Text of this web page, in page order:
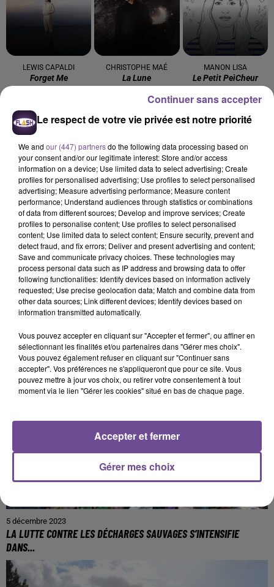
LEWIS CAPALDI
Forget Me
CHRISTOPHE MAÉ
La Lune
MANON LISA
Le Petit Peìcheur
Cet élément est masqué compte-tenu du refus du
dépôt de cookies que vous avez exprimé. Si vous
souhaitez l'afficher, merci de nous donner votre accord
en cliquant sur le bouton ci-dessous.
Afficher l'élément
PRÈS DE CHEZ VOUS
5 décembre 2023
LA LUTTE CONTRE LES DÉCHARGES SAUVAGES S’INTENSIFIE
DANS...
Le respect de votre vie privée est notre priorité
We and our (447) partnersdo the following data processing based on
your consent and/or our legitimate interest: Store and/or access
information on a device; Use limited data to select advertising; Create
profiles for personalised advertising; Use profiles to select personalised
advertising; Measure advertising performance; Measure content
performance; Understand audiences through statistics or combinations
of data from different sources; Develop and improve services; Create
profiles to personalise content; Use profiles to select personalised
content; Use limited data to select content; Ensure security, prevent and
detect fraud, and fix errors; Deliver and present advertising and content;
Save and communicate privacy choices. These technologies may
process personal data such as IP address and browsing data to offer
following functionalities: Identify devices based on information actively
requested; Use precise geolocation data; Match and combine data from
other data sources; Link different devices; Identify devices based on
information transmitted automatically.
Vous pouvez accepter en cliquant sur "Accepter et fermer", ou affiner en
sélectionnant les finalités et/ou partenaires dans "Gérer mes choix".
Vous pouvez également refuser en cliquant sur "Continuer sans
accepter". Vos préférences ne s'appliqueront que pour ce site. Vous
pouvez mettre à jour vos choix, ou retirer votre consentement à tout
moment via le lien "Gérer les cookies" situé en bas de chaque page.
Gérer mes choix
Accepter et fermer
Continuer sans accepter